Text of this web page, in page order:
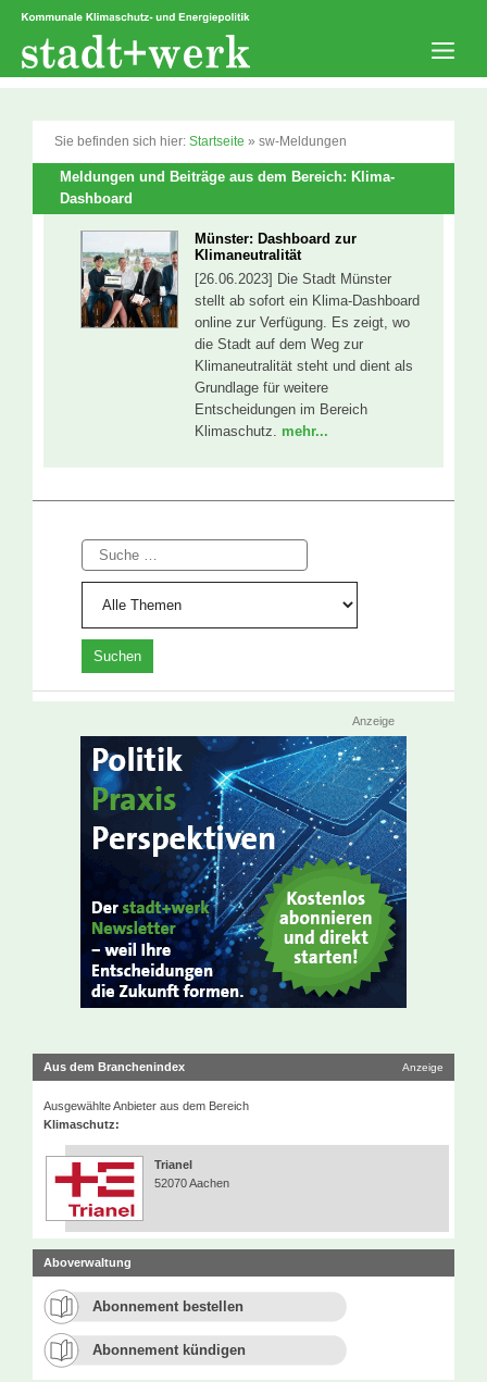
Zum
springen
Sie befinden sich hier: Startseite » sw-Meldungen
Meldungen und Beiträge aus dem Bereich: Klima-
Dashboard
Münster: Dashboard zur
Klimaneutralität
[26.06.2023] Die Stadt Münster
stellt ab sofort ein Klima-Dashboard
online zur Verfügung. Es zeigt, wo
die Stadt auf dem Weg zur
Klimaneutralität steht und dient als
Grundlage für weitere
Entscheidungen im Bereich
Klimaschutz. mehr...
Suche
Anzeige
Aus dem Branchenindex Anzeige
Ausgewählte Anbieter aus dem Bereich
Klimaschutz:
Trianel
52070 Aachen
Aboverwaltung
Abonnement bestellen
Abonnement kündigen